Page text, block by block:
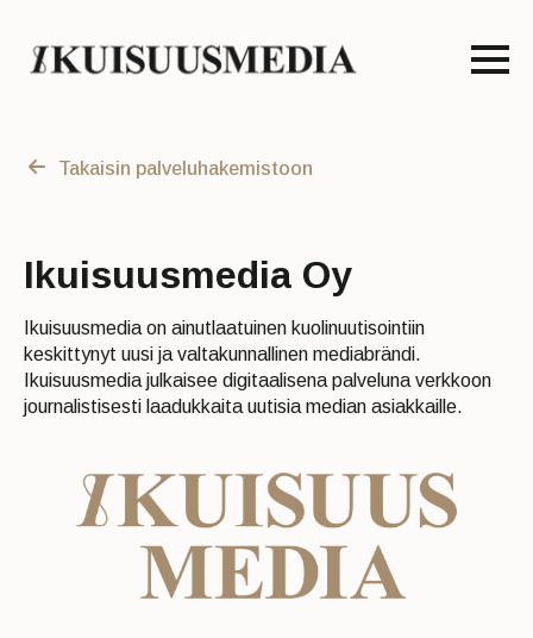
Takaisin palveluhakemistoon
Ikuisuusmedia Oy
Ikuisuusmedia on ainutlaatuinen kuolinuutisointiin
keskittynyt uusi ja valtakunnallinen mediabrändi.
Ikuisuusmedia julkaisee digitaalisena palveluna verkkoon
journalistisesti laadukkaita uutisia median asiakkaille.